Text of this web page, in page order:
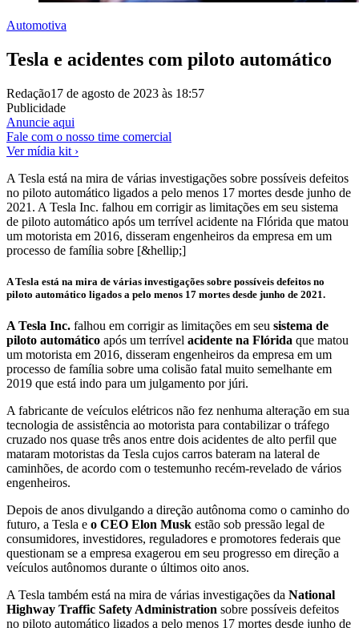
Automotiva
Tesla e acidentes com piloto automático
Redação17 de agosto de 2023 às 18:57
Publicidade
Anuncie aqui
Fale com o nosso time comercial
Ver mídia kit ›
A Tesla está na mira de várias investigações sobre possíveis defeitos
no piloto automático ligados a pelo menos 17 mortes desde junho de
2021. A Tesla Inc. falhou em corrigir as limitações em seu sistema
de piloto automático após um terrível acidente na Flórida que matou
um motorista em 2016, disseram engenheiros da empresa em um
processo de família sobre [&hellip;]
A Tesla está na mira de várias investigações sobre possíveis defeitos no
piloto automático ligados a pelo menos 17 mortes desde junho de 2021.
A Tesla Inc. falhou em corrigir as limitações em seu sistema de
piloto automático após um terrível acidente na Flórida que matou
um motorista em 2016, disseram engenheiros da empresa em um
processo de família sobre uma colisão fatal muito semelhante em
2019 que está indo para um julgamento por júri.
A fabricante de veículos elétricos não fez nenhuma alteração em sua
tecnologia de assistência ao motorista para contabilizar o tráfego
cruzado nos quase três anos entre dois acidentes de alto perfil que
mataram motoristas da Tesla cujos carros bateram na lateral de
caminhões, de acordo com o testemunho recém-revelado de vários
engenheiros.
Depois de anos divulgando a direção autônoma como o caminho do
futuro, a Tesla e o CEO Elon Musk estão sob pressão legal de
consumidores, investidores, reguladores e promotores federais que
questionam se a empresa exagerou em seu progresso em direção a
veículos autônomos durante o últimos oito anos.
A Tesla também está na mira de várias investigações da National
Highway Traffic Safety Administration sobre possíveis defeitos
no piloto automático ligados a pelo menos 17 mortes desde junho de